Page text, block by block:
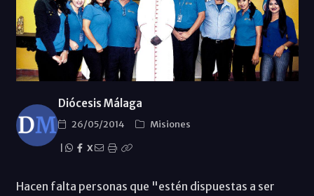
Diócesis Málaga
26/05/2014
Misiones
X
Hacen falta personas que "estén dispuestas a ser